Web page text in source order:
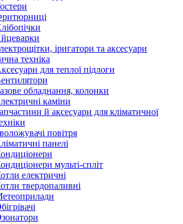
іригатори та аксесуари
техніка
для теплої підлоги
обладнання, колонки
каміни
й аксесуари для кліматичної
повітря
панелі
мульті-спліт
електричні
твердопаливні